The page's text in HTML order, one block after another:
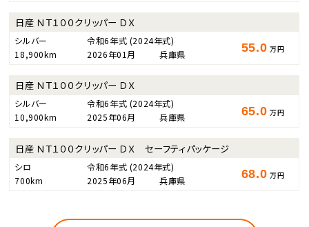
日産 ＮＴ１００クリッパー ＤＸ
シルバー 令和6年式 (2024年式)
18,900km
2026年01月 兵庫県 55.0 万円
日産 ＮＴ１００クリッパー ＤＸ
シルバー 令和6年式 (2024年式)
10,900km
2025年06月 兵庫県 65.0 万円
日産 ＮＴ１００クリッパー ＤＸ セーフティパッケージ
シロ 令和6年式 (2024年式)
700km
2025年06月 兵庫県 68.0 万円